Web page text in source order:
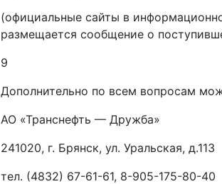
(официальные сайты в
размещается сообщение о
9
Дополнительно по всем вопросам
АО «Транснефть — Дружба»
241020, г. Брянск, ул. Уральская, д.113
тел. (4832) 67-61-61, 8-905-175-80-40